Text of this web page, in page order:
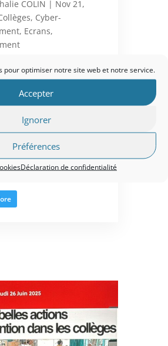
pour optimiser notre site web et notre service.
Accepter
Ignorer
Préférences
Déclaration de confidentialité
COLIN | Nov 21,
, Cyber-
, Ecrans,
d’actualité ont
Denayrouze et le 16
à 2 soirées conférences,
à l’attention des
des ados. Plus de 70